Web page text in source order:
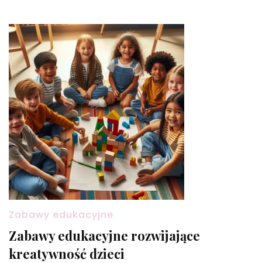
Zabawy edukacyjne
Zabawy edukacyjne rozwijające
kreatywność dzieci